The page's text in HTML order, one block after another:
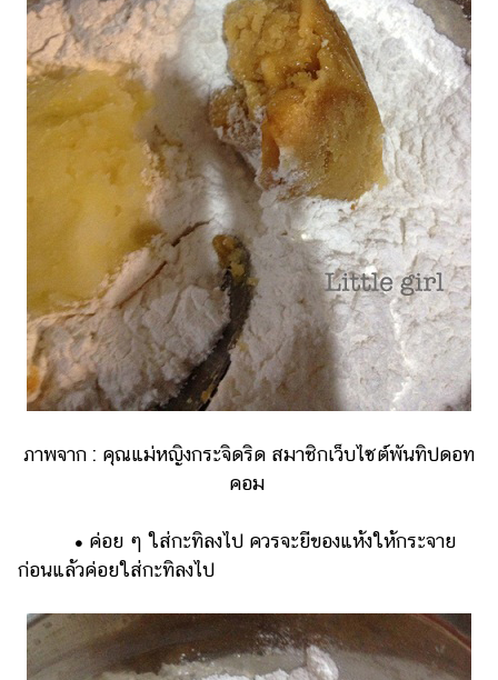
ภาพจาก : คุณแม่หญิงกระจิดริด สมาชิกเว็บไซต์พันทิปดอท
คอม
• ค่อย ๆ ใส่กะทิลงไป ควรจะยีของแห้งให้กระจาย
ก่อนแล้วค่อยใส่กะทิลงไป